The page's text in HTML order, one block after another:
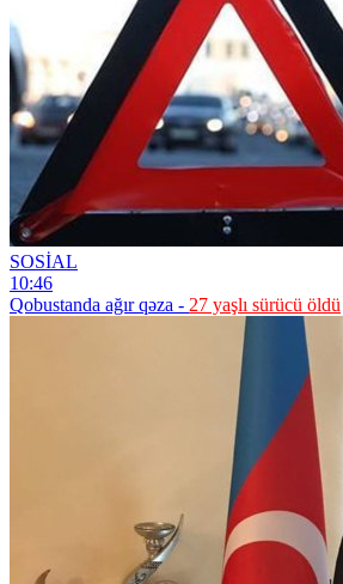
SOSİAL
10:46
Qobustanda ağır qəza - 27 yaşlı sürücü öldü